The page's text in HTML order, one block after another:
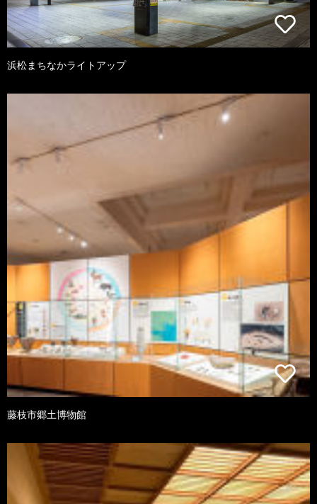
浜松まちなかライトアップ
藤枝市郷土博物館